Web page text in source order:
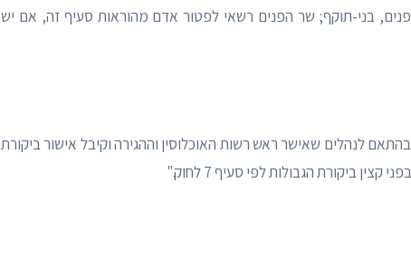
בני-תוקף; שר הפנים רשאי לפטור אדם מהוראות סעיף זה, אם יש
לנהלים שאישר ראש רשות האוכלוסין וההגירה וקיבל אישור ביקורת
ביקורת הגבולות לפי סעיף 7 לחוק."